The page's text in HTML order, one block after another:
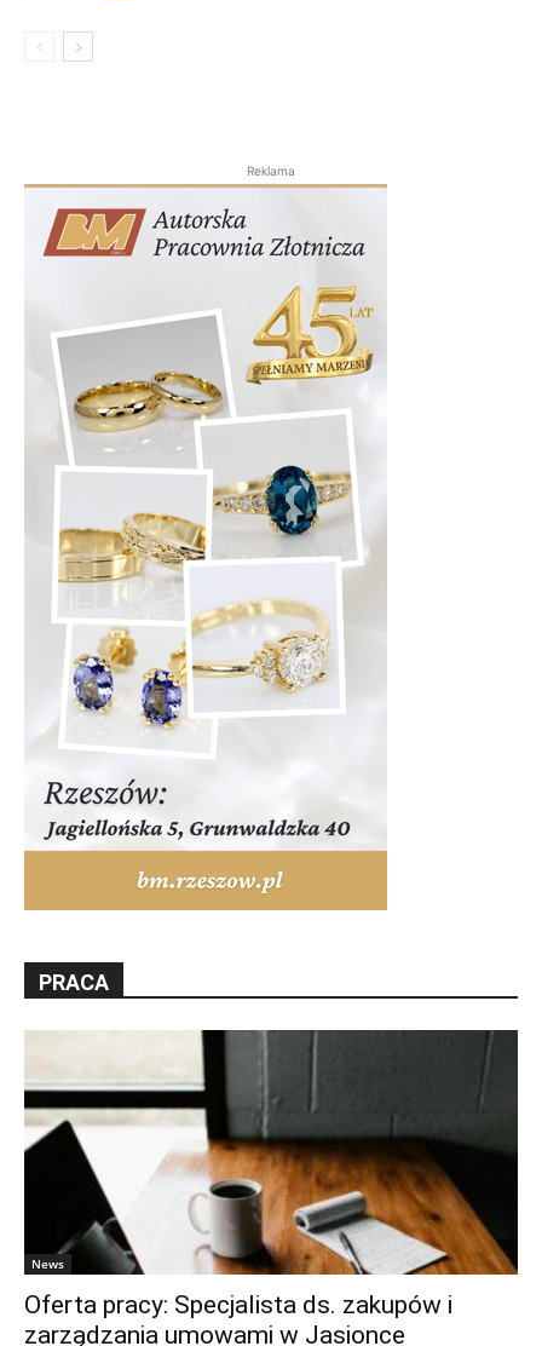
Reklama
PRACA
News
Oferta pracy: Specjalista ds. zakupów i
zarządzania umowami w Jasionce